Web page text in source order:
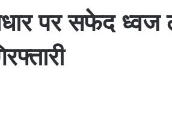
पर सफेद ध्वज